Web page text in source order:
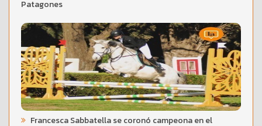
Patagones
Francesca Sabbatella se coronó campeona en el